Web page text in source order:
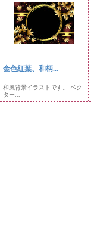
金色紅葉、和柄...
和風背景イラストです。 ベク
ター...